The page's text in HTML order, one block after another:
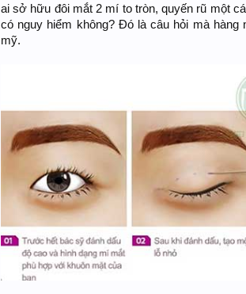
ai sở hữu đôi mắt 2 mí to tròn, quyến rũ một
có nguy hiểm không? Đó là câu hỏi mà
mỹ.